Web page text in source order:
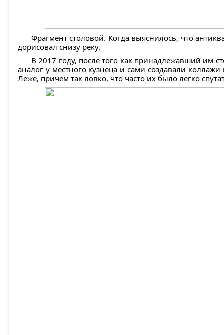
Фрагмент столовой. Когда выяснилось, что
дорисовал снизу реку.
В 2017 году, после того как принадлежавший им
аналог у местного кузнеца и сами создавали
Леже, причем так ловко, что часто их было легко